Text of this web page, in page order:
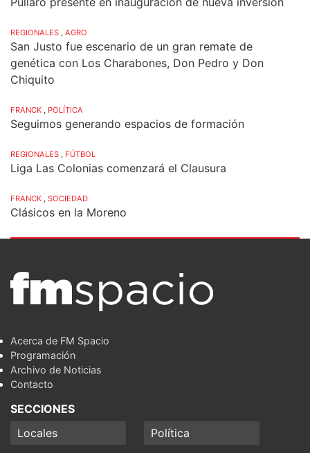
REGIONALES AGRO
San Justo fue escenario de un gran remate de
genética con Los Charabones, Don Pedro y Don
Chiquito
FRANCK POLÍTICA
Seguimos generando espacios de formación
REGIONALES FÚTBOL
Liga Las Colonias comenzará el Clausura
FRANCK SOCIEDAD
Clásicos en la Moreno
Acerca de FM Spacio
Programación
Archivo de Noticias
Contacto
SECCIONES
Locales
Política